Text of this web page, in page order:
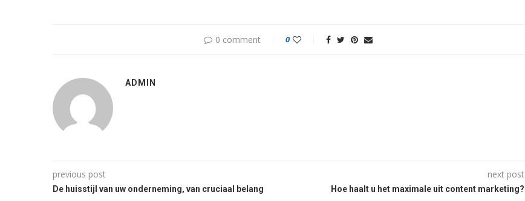
0 comment 0
ADMIN
previous post
De huisstijl van uw onderneming, van cruciaal belang
next post
Hoe haalt u het maximale uit content marketing?